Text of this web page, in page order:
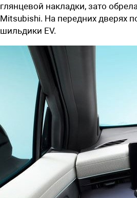
глянцевой накладки, зато
Mitsubishi. На передних дверях
шильдики EV.